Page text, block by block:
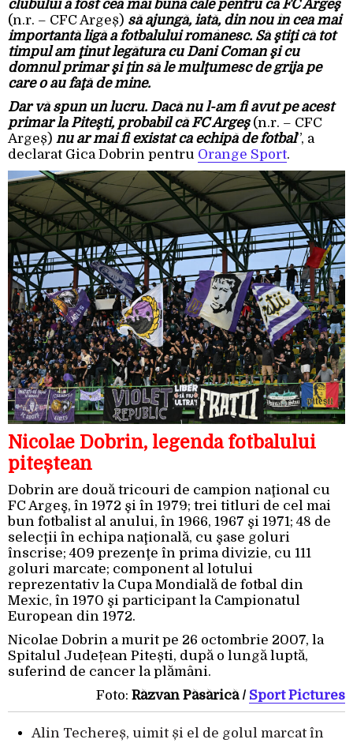
clubului a fost cea mai bună cale pentru ca FC Argeş
(n.r. – CFC Argeș) să ajungă, iată, din nou în cea mai
importantă ligă a fotbalului românesc. Să ştiţi că tot
timpul am ţinut legătura cu Dani Coman şi cu
domnul primar şi ţin să le mulţumesc de grija pe
care o au faţă de mine.
Dar vă spun un lucru. Dacă nu l-am fi avut pe acest
primar la Piteşti, probabil că FC Argeş (n.r. – CFC
Argeș) nu ar mai fi existat ca echipă de fotbal”, a
declarat Gica Dobrin pentru Orange Sport.
Nicolae Dobrin, legenda fotbalului
piteștean
Dobrin are două tricouri de campion naţional cu
FC Argeş, în 1972 şi în 1979; trei titluri de cel mai
bun fotbalist al anului, în 1966, 1967 şi 1971; 48 de
selecţii în echipa naţională, cu şase goluri
înscrise; 409 prezenţe în prima divizie, cu 111
goluri marcate; component al lotului
reprezentativ la Cupa Mondială de fotbal din
Mexic, în 1970 şi participant la Campionatul
European din 1972.
Nicolae Dobrin a murit pe 26 octombrie 2007, la
Spitalul Județean Pitești, după o lungă luptă,
suferind de cancer la plămâni.
Foto: Răzvan Păsărică / Sport Pictures
Alin Techereș, uimit și el de golul marcat în